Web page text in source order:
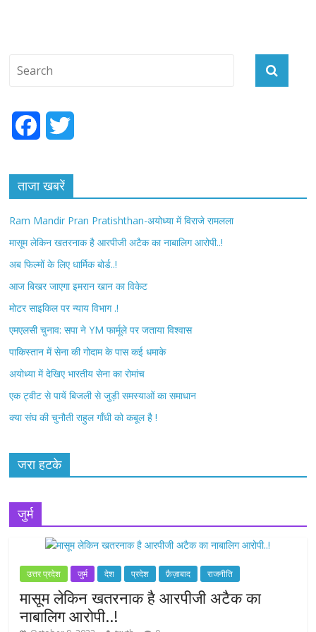
c
b
o
o
t
e
r
ताजा खबरें
Ram Mandir Pran Pratishthan-अयोध्या में विराजे रामलला
मासूम लेकिन खतरनाक है आरपीजी अटैक का नाबालिग आरोपी..!
अब फिल्मों के लिए धार्मिक बोर्ड..!
आज बिखर जाएगा इमरान खान का विकेट
मोटर साइकिल पर न्याय विभाग .!
एमएलसी चुनाव: सपा ने YM फार्मूले पर जताया विश्वास
पाकिस्तान में सेना की गोदाम के पास कई धमाके
अयोध्या में देखिए भारतीय सेना का रोमांच
एक ट्वीट से पायें बिजली से जुड़ी समस्याओं का समाधान
क्या संघ की चुनौती राहुल गाँधी को कबूल है !
जरा हटके
जुर्म
उत्तर प्रदेश जुर्म देश प्रदेश फ़ैज़ाबाद राजनीति
मासूम लेकिन खतरनाक है आरपीजी अटैक का
नाबालिग आरोपी..!